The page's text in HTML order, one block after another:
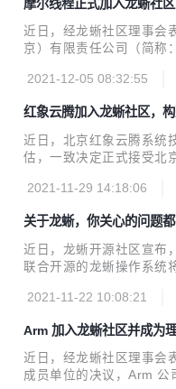
线产品、服务与解决方案
产品以开源 Linux 为基础
Arch 等架构，包含鲲鹏、
系统、生产作业系统等多
摩尔线程正式加入龙蜥社
近日，经龙蜥社区理事会
京）有限责任公司（简称
月，公司基于自主创新的
理加速、超高清视频编解
载，致力于构建视觉计算
建立本土高性能计算生态
硬件的无缝协作，才能激
2021-12-05 08:32:55
红象云腾加入龙蜥社区，
平台
近日，北京红象云腾系统
估，一致决定正式接受北
础软件厂商，为政府和企
致力于 Apache Hadoop
造中国自主可控的大数据
已经和国内、国际多家芯
参与国际技术开源社区的
2021-11-29 14:18:06
关于龙蜥，你关心的问题
近日，龙蜥开源社区宣布
联合开源的龙蜥操作系统
务器操作系统，支持 X86
考验，为云上典型场景带
低 50%，兼容 CentOS
密能力，致力打造数字经
2021-11-22 10:08:21
Arm 加入龙蜥社区并成为
力量
近日，经龙蜥社区理事会
成员单位的决议，Arm 公